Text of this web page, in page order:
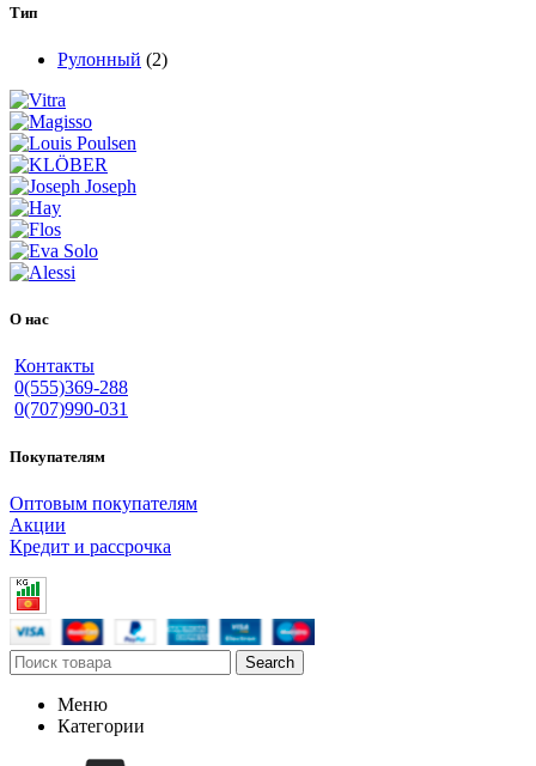
Тип
Рулонный (2)
О нас
Контакты
0(555)369-288
0(707)990-031
Покупателям
Оптовым покупателям
Акции
Кредит и рассрочка
Search
Меню
Категории